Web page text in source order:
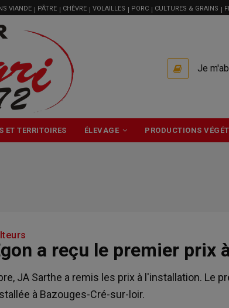
VIANDE PÂTRE CHÈVRE VOLAILLES PORC CULTURES & GRAINS
USER
ACCOUNT
MENU
Je
ET TERRITOIRES ÉLEVAGE PRODUCTIONS
a reçu le premier prix
JA Sarthe a remis les prix à l'installation. Le
à Bazouges-Cré-sur-loir.